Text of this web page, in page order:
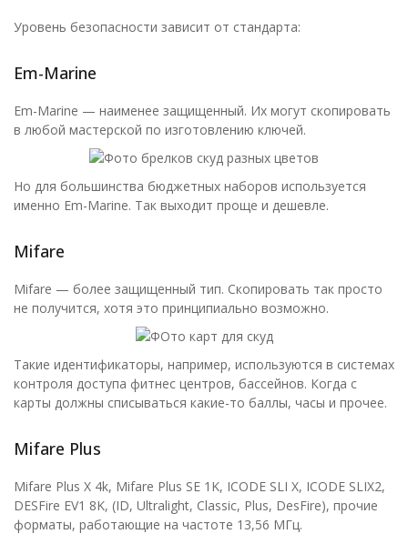
Уровень безопасности зависит от стандарта:
Em-Marine
Em-Marine — наименее защищенный. Их могут скопировать
в любой мастерской по изготовлению ключей.
Но для большинства бюджетных наборов используется
именно Em-Marine. Так выходит проще и дешевле.
Mifare
Mifare — более защищенный тип. Скопировать так просто
не получится, хотя это принципиально возможно.
Такие идентификаторы, например, используются в системах
контроля доступа фитнес центров, бассейнов. Когда с
карты должны списываться какие-то баллы, часы и прочее.
Mifare Plus
Mifare Plus X 4k, Mifare Plus SE 1K, ICODE SLI X, ICODE SLIX2,
DESFire EV1 8K, (ID, Ultralight, Classic, Plus, DesFire), прочие
форматы, работающие на частоте 13,56 МГц.